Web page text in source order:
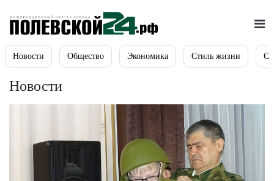
Новости Общество Экономика Стиль жизни
Новости